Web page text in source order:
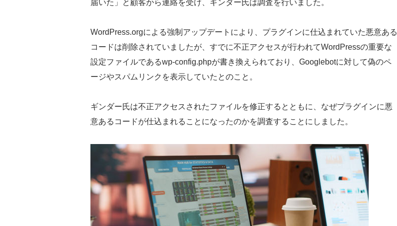
届いた」と顧客から連絡を受け、ギンダー氏は調査を行いました。
WordPress.orgによる強制アップデートにより、プラグインに仕込まれていた悪意ある
コードは削除されていましたが、すでに不正アクセスが行われてWordPressの重要な
設定ファイルであるwp-config.phpが書き換えられており、Googlebotに対して偽のペ
ージやスパムリンクを表示していたとのこと。
ギンダー氏は不正アクセスされたファイルを修正するとともに、なぜプラグインに悪
意あるコードが仕込まれることになったのかを調査することにしました。